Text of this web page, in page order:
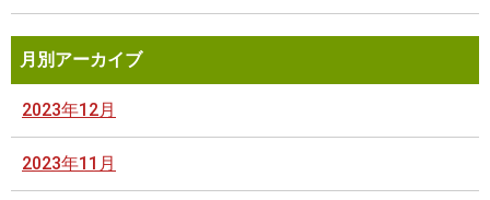
月別アーカイブ
2023年12月
2023年11月